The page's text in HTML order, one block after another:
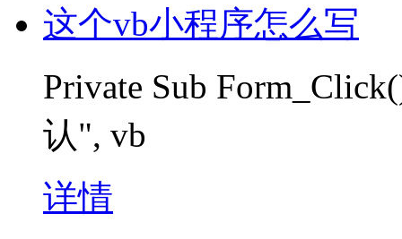
这个vb小程序怎么写
Private Sub
认", vb
详情